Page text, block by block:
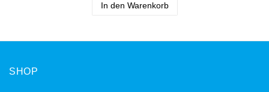
In den Warenkorb
SHOP